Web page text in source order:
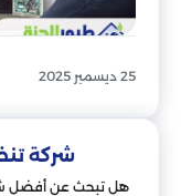
25 ديسمبر 2025
شركة
هل تبحث عن أفضل